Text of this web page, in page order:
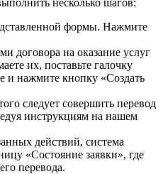
формы. Нажмите
договора на оказание услуг
их, поставьте галочку
и нажмите кнопку «Создать
следует совершить перевод
инструкциям на нашем
действий, система
«Состояние заявки», где
перевода.